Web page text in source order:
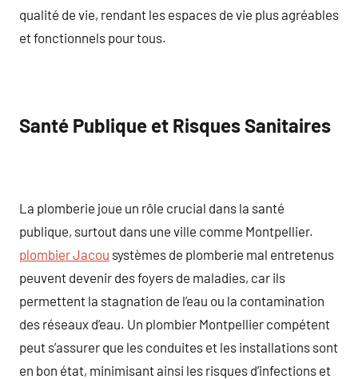
qualité de vie, rendant les espaces de vie plus agréables
et fonctionnels pour tous.
Santé Publique et Risques Sanitaires
La plomberie joue un rôle crucial dans la santé
publique, surtout dans une ville comme Montpellier.
plombier Jacou systèmes de plomberie mal entretenus
peuvent devenir des foyers de maladies, car ils
permettent la stagnation de l’eau ou la contamination
des réseaux d’eau. Un plombier Montpellier compétent
peut s’assurer que les conduites et les installations sont
en bon état, minimisant ainsi les risques d’infections et